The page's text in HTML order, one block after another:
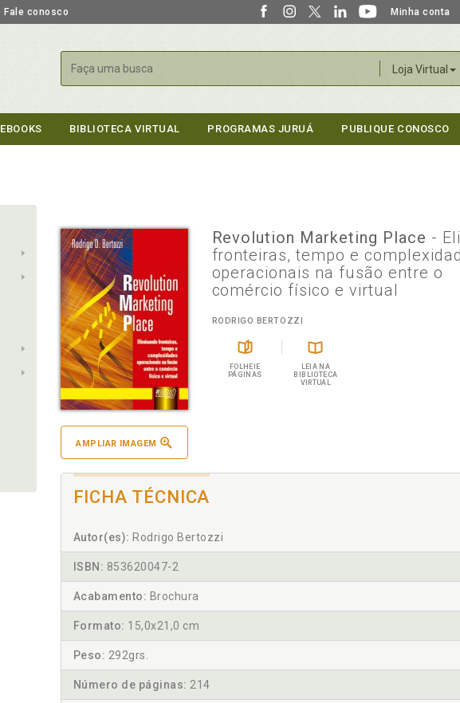
Fale conosco Minha conta
Loja Virtual
Buscar
EBOOKS BIBLIOTECA VIRTUAL PROGRAMAS JURUÁ PUBLIQUE CONOSCO
AMPLIAR IMAGEM
Revolution Marketing Place -
fronteiras, tempo e
operacionais na fusão entre o
comércio físico e virtual
RODRIGO BERTOZZI
FOLHEIE
PÁGINAS
LEIA NA
BIBLIOTECA
VIRTUAL
FICHA TÉCNICA
Autor(es): Rodrigo Bertozzi
ISBN: 853620047-2
Acabamento: Brochura
Formato: 15,0x21,0 cm
Peso: 292grs.
Número de páginas: 214